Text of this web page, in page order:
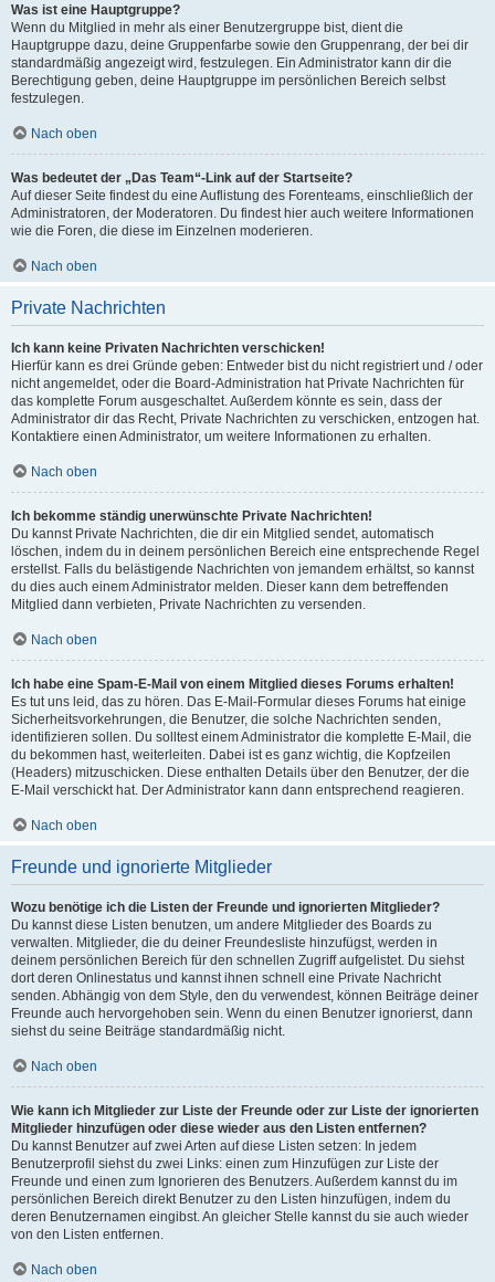
Was ist eine Hauptgruppe?
Wenn du Mitglied in mehr als einer Benutzergruppe bist, dient die
Hauptgruppe dazu, deine Gruppenfarbe sowie den Gruppenrang, der bei dir
standardmäßig angezeigt wird, festzulegen. Ein Administrator kann dir die
Berechtigung geben, deine Hauptgruppe im persönlichen Bereich selbst
festzulegen.
Nach oben
Was bedeutet der „Das Team“-Link auf der Startseite?
Auf dieser Seite findest du eine Auflistung des Forenteams, einschließlich der
Administratoren, der Moderatoren. Du findest hier auch weitere Informationen
wie die Foren, die diese im Einzelnen moderieren.
Nach oben
Private Nachrichten
Ich kann keine Privaten Nachrichten verschicken!
Hierfür kann es drei Gründe geben: Entweder bist du nicht registriert und / oder
nicht angemeldet, oder die Board-Administration hat Private Nachrichten für
das komplette Forum ausgeschaltet. Außerdem könnte es sein, dass der
Administrator dir das Recht, Private Nachrichten zu verschicken, entzogen hat.
Kontaktiere einen Administrator, um weitere Informationen zu erhalten.
Nach oben
Ich bekomme ständig unerwünschte Private Nachrichten!
Du kannst Private Nachrichten, die dir ein Mitglied sendet, automatisch
löschen, indem du in deinem persönlichen Bereich eine entsprechende Regel
erstellst. Falls du belästigende Nachrichten von jemandem erhältst, so kannst
du dies auch einem Administrator melden. Dieser kann dem betreffenden
Mitglied dann verbieten, Private Nachrichten zu versenden.
Nach oben
Ich habe eine Spam-E-Mail von einem Mitglied dieses Forums erhalten!
Es tut uns leid, das zu hören. Das E-Mail-Formular dieses Forums hat einige
Sicherheitsvorkehrungen, die Benutzer, die solche Nachrichten senden,
identifizieren sollen. Du solltest einem Administrator die komplette E-Mail, die
du bekommen hast, weiterleiten. Dabei ist es ganz wichtig, die Kopfzeilen
(Headers) mitzuschicken. Diese enthalten Details über den Benutzer, der die
E-Mail verschickt hat. Der Administrator kann dann entsprechend reagieren.
Nach oben
Freunde und ignorierte Mitglieder
Wozu benötige ich die Listen der Freunde und ignorierten Mitglieder?
Du kannst diese Listen benutzen, um andere Mitglieder des Boards zu
verwalten. Mitglieder, die du deiner Freundesliste hinzufügst, werden in
deinem persönlichen Bereich für den schnellen Zugriff aufgelistet. Du siehst
dort deren Onlinestatus und kannst ihnen schnell eine Private Nachricht
senden. Abhängig von dem Style, den du verwendest, können Beiträge deiner
Freunde auch hervorgehoben sein. Wenn du einen Benutzer ignorierst, dann
siehst du seine Beiträge standardmäßig nicht.
Nach oben
Wie kann ich Mitglieder zur Liste der Freunde oder zur Liste der ignorierten
Mitglieder hinzufügen oder diese wieder aus den Listen entfernen?
Du kannst Benutzer auf zwei Arten auf diese Listen setzen: In jedem
Benutzerprofil siehst du zwei Links: einen zum Hinzufügen zur Liste der
Freunde und einen zum Ignorieren des Benutzers. Außerdem kannst du im
persönlichen Bereich direkt Benutzer zu den Listen hinzufügen, indem du
deren Benutzernamen eingibst. An gleicher Stelle kannst du sie auch wieder
von den Listen entfernen.
Nach oben